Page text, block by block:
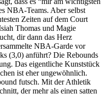
NBA-Teams. Aber selbst
Zeiten auf dem Court
Thomas und Magie
dir dann das Herz
NBA-Garde vor
(3,0) anführt? Die Rebounds
Das eigentliche Kunststück
ist eher ungewöhnlich.
futsch. Mit der Athletik
der mehr als einen satten